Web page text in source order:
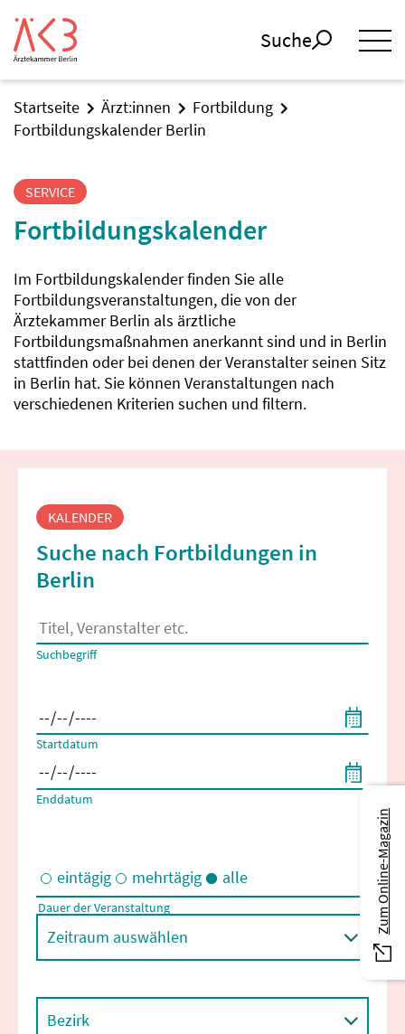
Suche
Startseite Ärzt:innen
Fortbildung
Fortbildungskalender Berlin
SERVICE
Fortbildungskalender
Im Fortbildungskalender finden Sie alle
Fortbildungsveranstaltungen, die von der
Ärztekammer Berlin als ärztliche
Fortbildungsmaßnahmen anerkannt sind und in Berlin
stattfinden oder bei denen der Veranstalter seinen Sitz
in Berlin hat. Sie können Veranstaltungen nach
verschiedenen Kriterien suchen und filtern.
Fortbildungssuche
KALENDER
Suche nach Fortbildungen in
Berlin
Es erscheinen Suchvorschläge, wenn mindestens 2 Zeichen
Suchbegriff
Startdatum
Enddatum
Eintägige und/oder mehrtägige Veranstaltungen
eintägig mehrtägig alle
Dauer der Veranstaltung
Zeitraum auswählen
Bezirk
Zum Online-Magazin